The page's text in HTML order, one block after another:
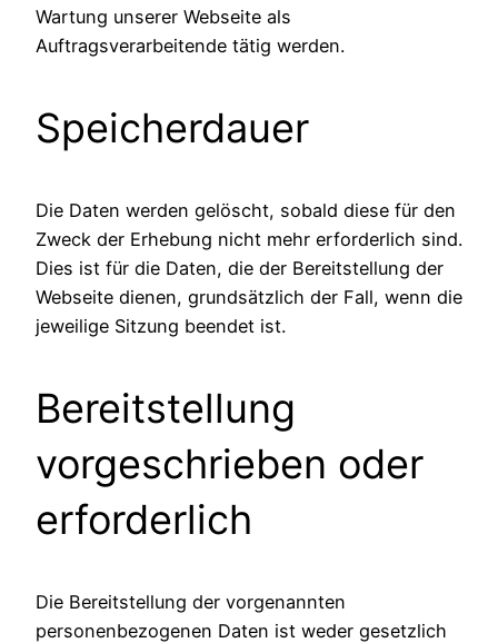
Wartung unserer Webseite als
Auftragsverarbeitende tätig werden.
Speicherdauer
Die Daten werden gelöscht, sobald diese für den
Zweck der Erhebung nicht mehr erforderlich sind.
Dies ist für die Daten, die der Bereitstellung der
Webseite dienen, grundsätzlich der Fall, wenn die
jeweilige Sitzung beendet ist.
Bereitstellung
vorgeschrieben oder
erforderlich
Die Bereitstellung der vorgenannten
personenbezogenen Daten ist weder gesetzlich